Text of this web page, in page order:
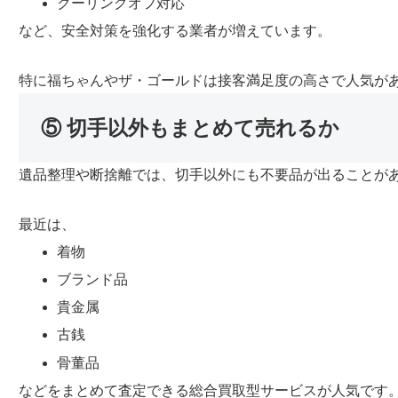
など、安全対策を強化する業者が増えています。
特に福ちゃんやザ・ゴールドは接客満足度の高さで人気が
⑤ 切手以外もまとめて売れるか
遺品整理や断捨離では、切手以外にも不要品が出ることが
最近は、
着物
ブランド品
貴金属
古銭
骨董品
などをまとめて査定できる総合買取型サービスが人気です。